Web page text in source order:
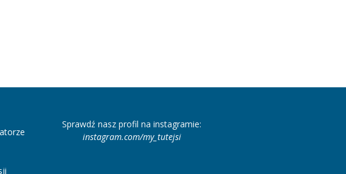
Sprawdź nasz profil na instagramie:
instagram.com/my_tutejsi